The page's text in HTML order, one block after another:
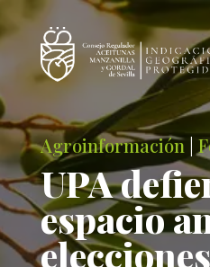
Agroinformación
UPA
espacio